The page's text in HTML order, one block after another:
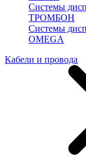
Системы
ТРОМБОН
Системы
OMEGA
Кабели и провода